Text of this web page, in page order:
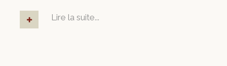
Lire la suite...